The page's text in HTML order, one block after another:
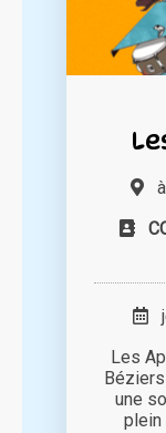
à
Les
une
plein